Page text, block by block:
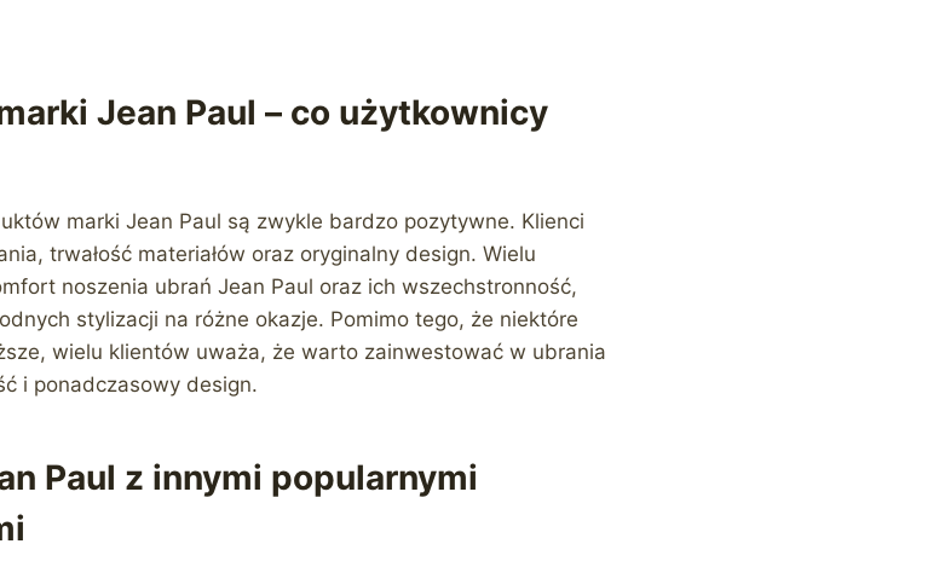
Jean Paul – co użytkownicy
marki Jean Paul są zwykle bardzo pozytywne. Klienci
trwałość materiałów oraz oryginalny design. Wielu
noszenia ubrań Jean Paul oraz ich wszechstronność,
stylizacji na różne okazje. Pomimo tego, że niektóre
wielu klientów uważa, że warto zainwestować w ubrania
i ponadczasowy design.
Paul z innymi popularnymi